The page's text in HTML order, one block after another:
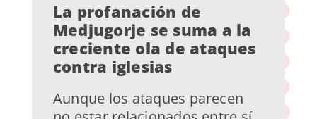
La profanación de
Medjugorje se suma a la
creciente ola de ataques
contra iglesias
Aunque los ataques parecen